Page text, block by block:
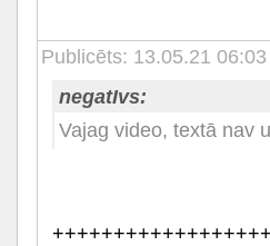
Publicēts: 13.05.21 06:03
negatIvs:
Vajag video, textā nav